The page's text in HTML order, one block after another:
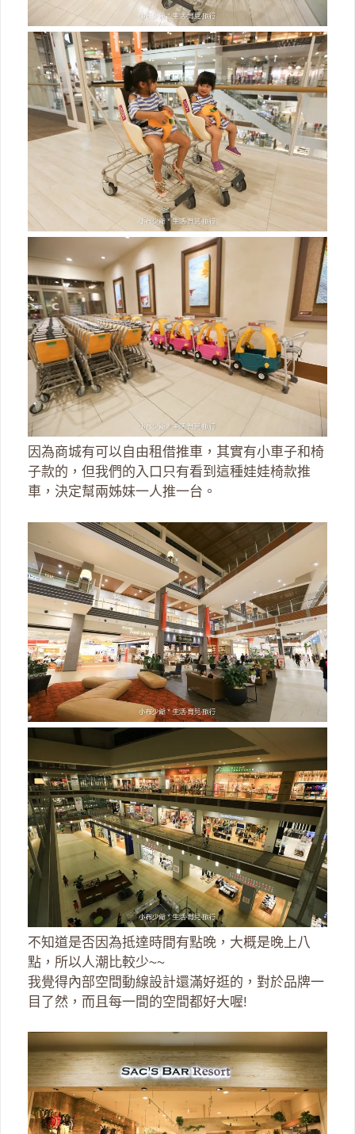
因為商城有可以自由租借推車，其實有小車子和椅
子款的，但我們的入口只有看到這種娃娃椅款推
車，決定幫兩姊妹一人推一台。
不知道是否因為抵達時間有點晚，大概是晚上八
點，所以人潮比較少~~
我覺得內部空間動線設計還滿好逛的，對於品牌一
目了然，而且每一間的空間都好大喔!